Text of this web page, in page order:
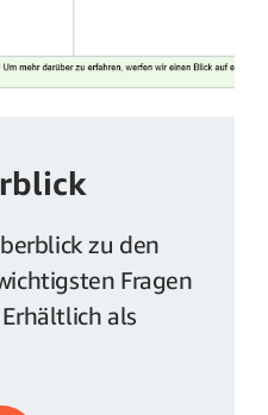
zu den
Fragen
als